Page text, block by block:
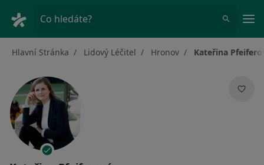
Co hledáte?
Hlavní Stránka Lidový Léčitel Hronov Kateřina